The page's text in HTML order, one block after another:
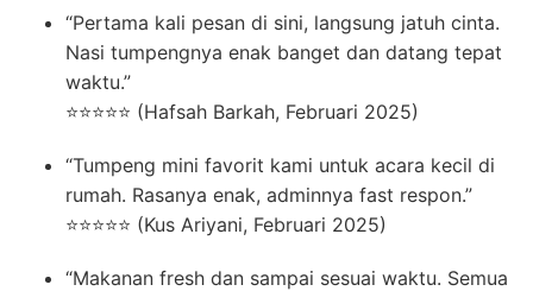
“Pertama kali pesan di sini, langsung jatuh cinta.
Nasi tumpengnya enak banget dan datang tepat
waktu.”
⭐⭐⭐⭐⭐ (Hafsah Barkah, Februari 2025)
“Tumpeng mini favorit kami untuk acara kecil di
rumah. Rasanya enak, adminnya fast respon.”
⭐⭐⭐⭐⭐ (Kus Ariyani, Februari 2025)
“Makanan fresh dan sampai sesuai waktu. Semua